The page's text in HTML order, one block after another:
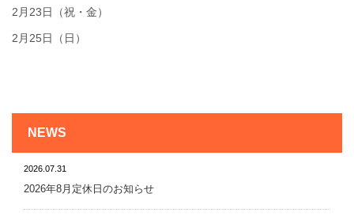
2月23日（祝・金）
2月25日（日）
NEWS
2026.07.31
2026年8月定休日のお知らせ